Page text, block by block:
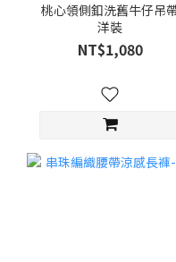
桃心領側釦洗舊牛仔吊
洋裝
NT$1,080